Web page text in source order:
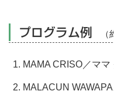
プログラム例
MAMA CRISO／ママ
MALACUN